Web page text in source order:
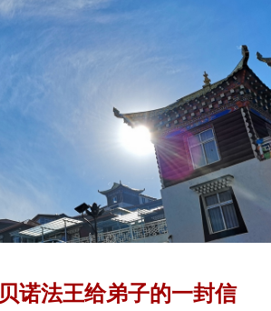
贝诺法王给弟子的一封信